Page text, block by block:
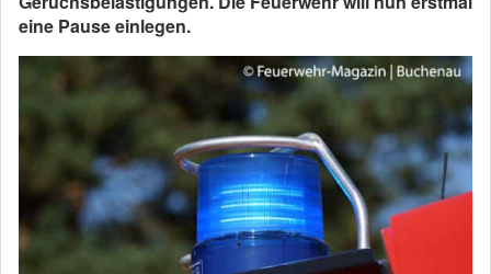
eine Pause einlegen.